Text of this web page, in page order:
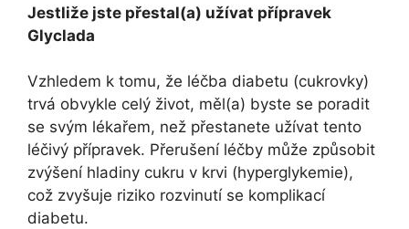
Jestliže jste přestal(a) užívat přípravek
Glyclada
Vzhledem k tomu, že léčba diabetu (cukrovky)
trvá obvykle celý život, měl(a) byste se poradit
se svým lékařem, než přestanete užívat tento
léčivý přípravek. Přerušení léčby může způsobit
zvýšení hladiny cukru v krvi (hyperglykemie),
což zvyšuje riziko rozvinutí se komplikací
diabetu.